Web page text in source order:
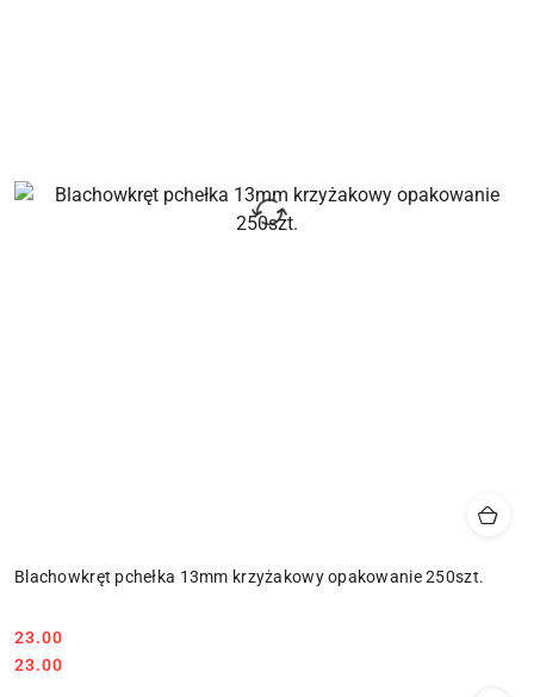
Blachowkręt pchełka 13mm krzyżakowy opakowanie 250szt.
Cena:
23.00
Cena:
23.00